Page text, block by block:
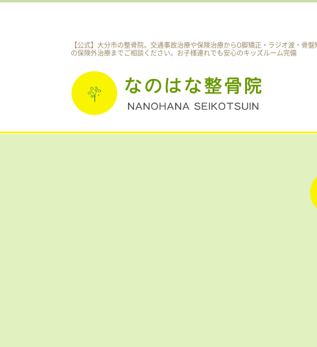
【公式】大分市の整骨院。交通事故治療や保険治療からO脚矯正・ラジオ波・骨
の保険外治療までご相談ください。 お子様連れでも安心のキッズルーム完備